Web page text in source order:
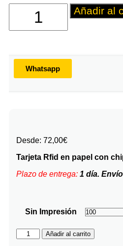
Añadir al
Whatsapp
Desde: 72,00€
Tarjeta Rfid en papel con
Plazo de entrega: 1 día.
Sin Impresión
Añadir al carrito